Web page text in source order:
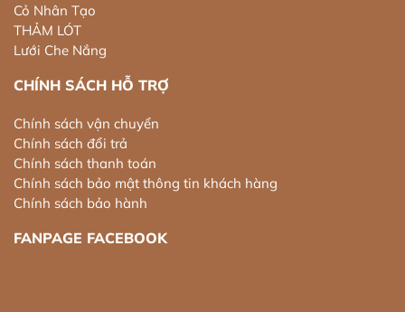
Cỏ Nhân Tạo
THẢM LÓT
Lưới Che Nắng
CHÍNH SÁCH HỖ TRỢ
Chính sách vận chuyển
Chính sách đổi trả
Chính sách thanh toán
Chính sách bảo mật thông tin khách hàng
Chính sách bảo hành
FANPAGE FACEBOOK